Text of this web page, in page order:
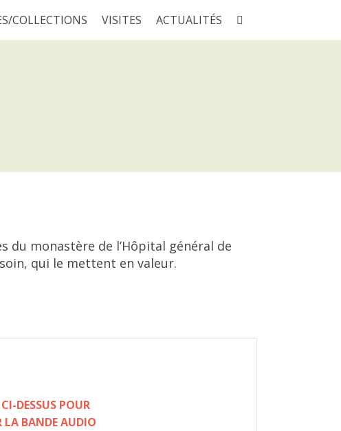
COLLECTIONS VISITES ACTUALITÉS
du monastère de l’Hôpital général de
qui le mettent en valeur.
DESSUS POUR
LA BANDE AUDIO